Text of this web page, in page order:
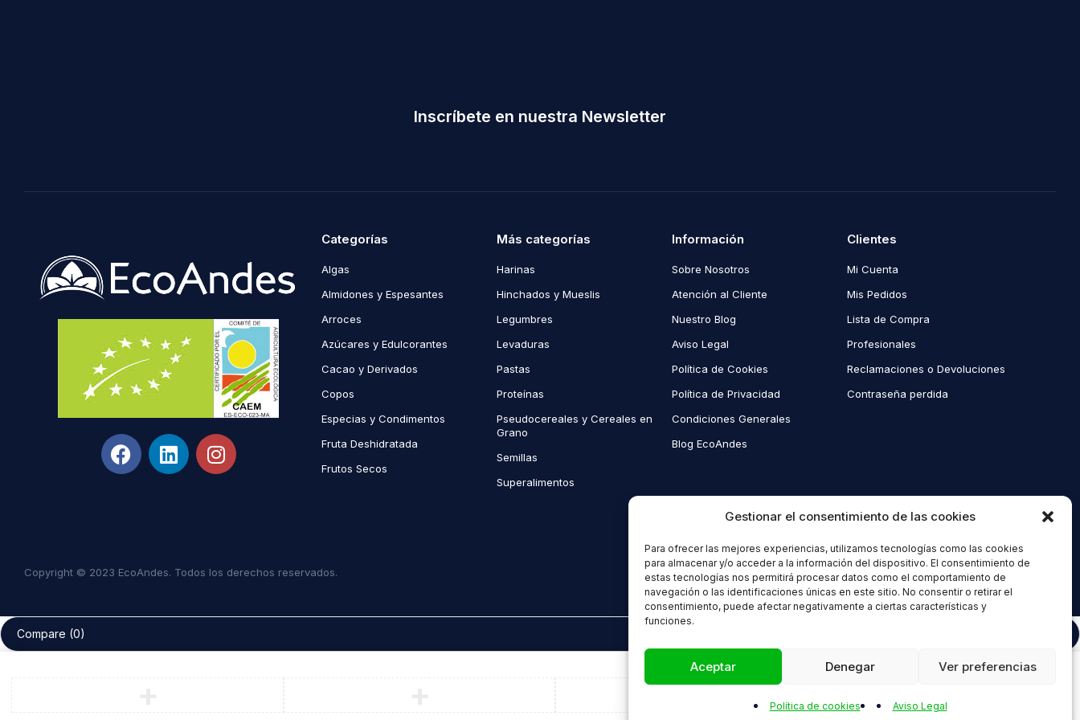
Gestionar el consentimiento de las cookies
Para ofrecer las mejores experiencias, utilizamos tecnologías como las cookies
para almacenar y/o acceder a la información del dispositivo. El consentimiento de
estas tecnologías nos permitirá procesar datos como el comportamiento de
navegación o las identificaciones únicas en este sitio. No consentir o retirar el
consentimiento, puede afectar negativamente a ciertas características y
funciones.
Aceptar Denegar Ver preferencias
Política de cookies Aviso Legal
Inscríbete en nuestra Newsletter
Categorías
Algas
Almidones y Espesantes
Arroces
Azúcares y Edulcorantes
Cacao y Derivados
Copos
Especias y Condimentos
Fruta Deshidratada
Frutos Secos
Más categorías
Harinas
Hinchados y Mueslis
Legumbres
Levaduras
Pastas
Proteínas
Pseudocereales y Cereales en
Grano
Semillas
Superalimentos
Información
Sobre Nosotros
Atención al Cliente
Nuestro Blog
Aviso Legal
Política de Cookies
Política de Privacidad
Condiciones Generales
Blog EcoAndes
Clientes
Mi Cuenta
Mis Pedidos
Lista de Compra
Profesionales
Reclamaciones o Devoluciones
Contraseña perdida
Copyright © 2023 EcoAndes. Todos los derechos reservados.
Compare (0)
Remove all products